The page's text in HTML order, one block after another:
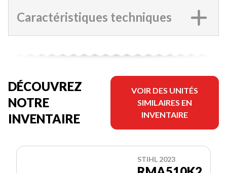
Caractéristiques techniques
DÉCOUVREZ
NOTRE
INVENTAIRE
VOIR DES UNITÉS
SIMILAIRES EN
INVENTAIRE
STIHL 2023